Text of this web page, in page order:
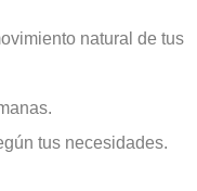
natural de tus
tus necesidades.